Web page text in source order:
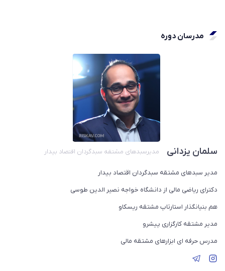
مدرسان دوره
سلمان یزدانی مدیرسبدهای مشتقه سبدگردان اقتصاد بیدار
مدیر سبدهای مشتقه سبدگردان اقتصاد بیدار
دکترای ریاضی مالی از دانشگاه خواجه نصیر الدین طوسی
هم بنیانگذار استارتاپ مشتقه ریسکاو
مدیر مشتقه کارگزاری پیشرو
مدرس حرفه ای ابزارهای مشتقه مالی